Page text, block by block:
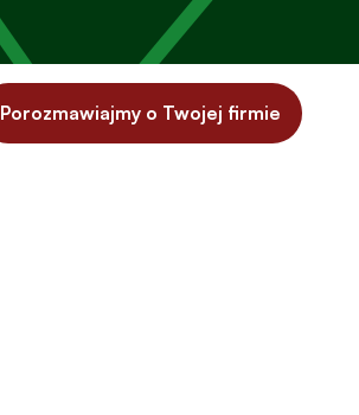
Porozmawiajmy o Twojej firmie